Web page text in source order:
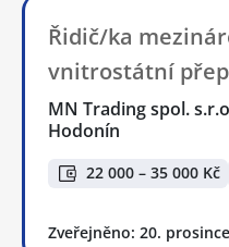
Řidič/ka
vnitrostátní
MN Trading spol.
Hodonín
22 000 – 35 000 Kč
Zveřejněno: 20. prosince